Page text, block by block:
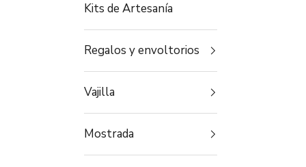
Kits de Artesanía
Regalos y envoltorios
Vajilla
Mostrada